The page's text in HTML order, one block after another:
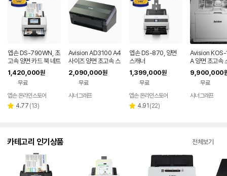
엡손 DS-790WN, 초
고속 양면 카드 북 네트
워크 스캐너
1,420,000원
무료
엡손 온라인스토어
별 4.77 리
(13)
Avision AD3100 A4
사이즈 양면 초고속 스
캐너 100ppm/200i
pm
2,090,000원
무료
시너그래프
엡손 DS-870, 양면
스캐너
1,399,000원
무료
엡손 온라인스토어
별 4.91 리
(22)
Avision
A 양면 초고속
130ppm/
9,900,000
무료
시너그래프
카테고리 인기상품 전체보기